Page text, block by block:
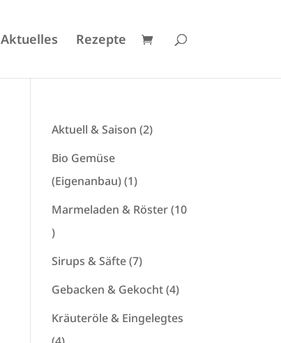
Aktuelles Rezepte
Aktuell & Saison 22
Bio Gemüse
(Eigenanbau) 11
Produkt
Marmeladen & Röster 10
10
Produkte
Sirups & Säfte 77
Produkte
Gebacken & Gekocht 44
Kräuteröle & Eingelegtes